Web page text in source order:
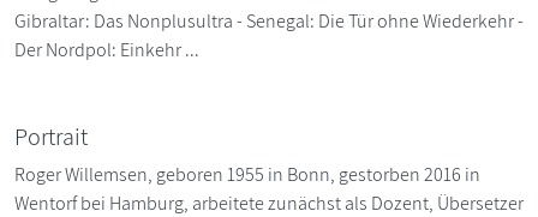
Gibraltar: Das Nonplusultra - Senegal: Die Tür ohne Wiederkehr -
Der Nordpol: Einkehr ...
Portrait
Roger Willemsen, geboren 1955 in Bonn, gestorben 2016 in
Wentorf bei Hamburg, arbeitete zunächst als Dozent, Übersetzer